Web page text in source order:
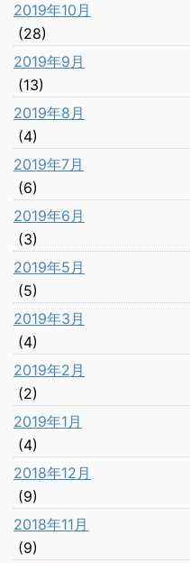
2019年10月
(28)
2019年9月
(13)
2019年8月
(4)
2019年7月
(6)
2019年6月
(3)
2019年5月
(5)
2019年3月
(4)
2019年2月
(2)
2019年1月
(4)
2018年12月
(9)
2018年11月
(9)